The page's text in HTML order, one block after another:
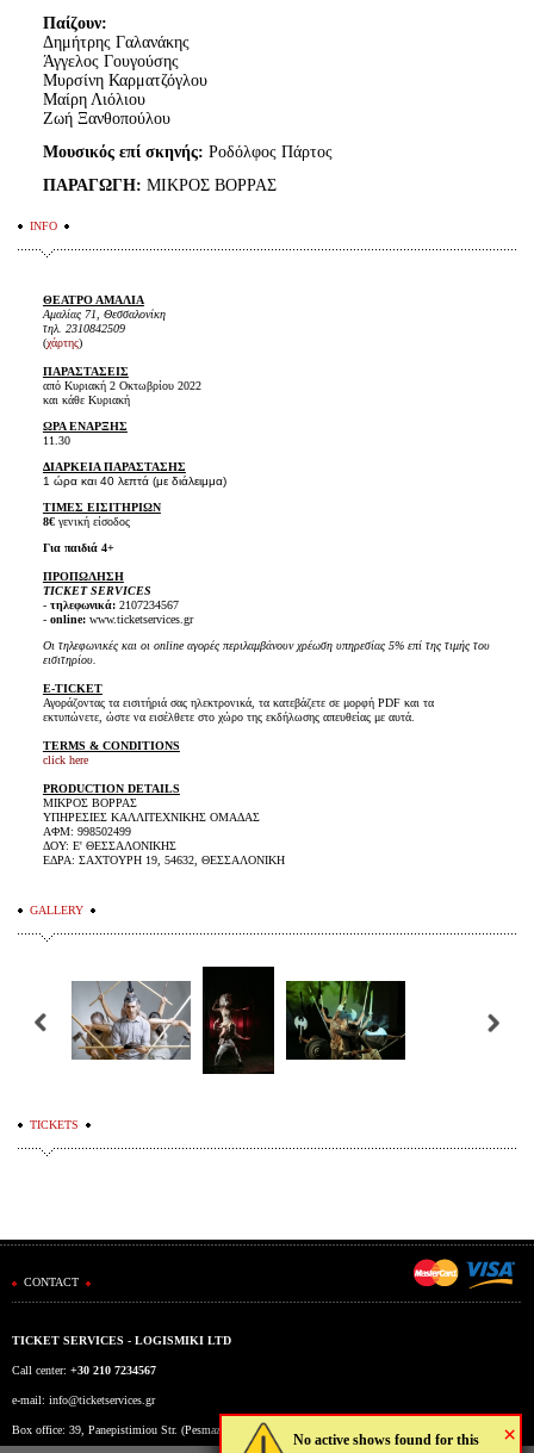
×
No active shows found for this
Παίζουν:
Δημήτρης Γαλανάκης
Άγγελος Γουγούσης
Μυρσίνη Καρματζόγλου
Μαίρη Λιόλιου
Ζωή Ξανθοπούλου
Μουσικός επί σκηνής: Ροδόλφος Πάρτος
ΠΑΡΑΓΩΓΗ: ΜΙΚΡΟΣ ΒΟΡΡΑΣ
INFO
ΘΕΑΤΡΟ ΑΜΑΛΙΑ
Αμαλίας 71, Θεσσαλονίκη
τηλ. 2310842509
(χάρτης)
ΠΑΡΑΣΤΑΣΕΙΣ
από Κυριακή 2 Οκτωβρίου 2022
και κάθε Κυριακή
ΩΡΑ ΕΝΑΡΞΗΣ
11.30
ΔΙΑΡΚΕΙΑ ΠΑΡΑΣΤΑΣΗΣ
1 ώρα και 40 λεπτά (με διάλειμμα)
ΤΙΜΕΣ ΕΙΣΙΤΗΡΙΩΝ
8€γενική είσοδος
Για παιδιά 4+
ΠΡΟΠΩΛΗΣΗ
TICKET SERVICES
- τηλεφωνικά:2107234567
- online:www.ticketservices.gr
Οι τηλεφωνικές και οι online αγορές περιλαμβάνουν χρέωση υπηρεσίας 5% επί της τιμής του
εισιτηρίου.
E-TICKET
Αγοράζοντας τα εισιτήριά σας ηλεκτρονικά, τα κατεβάζετε σε μορφή PDF και τα
εκτυπώνετε, ώστε να εισέλθετε στο χώρο της εκδήλωσης απευθείας με αυτά.
TERMS & CONDITIONS
click here
PRODUCTION DETAILS
ΜΙΚΡΟΣ ΒΟΡΡΑΣ
ΥΠΗΡΕΣΙΕΣ ΚΑΛΛΙΤΕΧΝΙΚΗΣ ΟΜΑΔΑΣ
ΑΦΜ: 998502499
ΔΟΥ: Ε' ΘΕΣΣΑΛΟΝΙΚΗΣ
ΕΔΡΑ: ΣΑΧΤΟΥΡΗ 19, 54632, ΘΕΣΣΑΛΟΝΙΚΗ
GALLERY
TICKETS
CONTACT
TICKET SERVICES - LOGISMIKI LTD
Call center: +30 210 7234567
e-mail: info@ticketservices.gr
Box office: 39, Panepistimiou Str. (Pesmazoglou Arc), Athens, Greece